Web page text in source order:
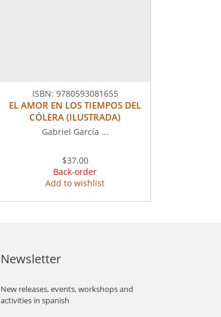
ISBN: 9780593081655
EL AMOR EN LOS TIEMPOS DEL
CÓLERA (ILUSTRADA)
Gabriel García ...
$37.00
Back-order
Add to wishlist
Newsletter
New releases, events, workshops and
activities in spanish